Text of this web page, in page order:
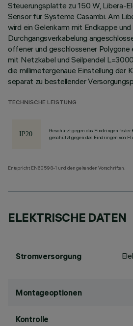
Steuerungsplatte zu 150 W, Libera-
Sensor für Systeme Casambi. Am
wird ein Gelenkarm mit Endkappe und
Durchgangsverkabelung
offener und geschlossener
mit Netzkabel und Seilpendel
die millimetergenaue Einstellung der
separat zu bestellender
TECHNISCHE LEISTUNG
Geschützt gegen das Eindringen fester
geschützt gegen das Eindringen von
Entspricht EN60598-1 und den geltenden Vorschriften.
ELEKTRISCHE DATEN
Stromversorgung
Montageoptionen
Kontrolle